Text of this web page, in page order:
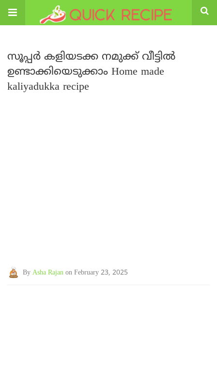
സൂപ്പർ കളിയടക്ക നമുക്ക് വീട്ടിൽ
ഉണ്ടാക്കിയെടുക്കാം Home made
kaliyadukka recipe
By Asha Rajan on February 23, 2025